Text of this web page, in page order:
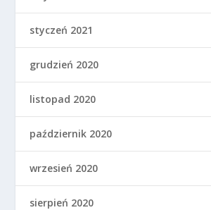
styczeń 2021
grudzień 2020
listopad 2020
październik 2020
wrzesień 2020
sierpień 2020